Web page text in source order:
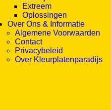
Extreem
Oplossingen
Over Ons & Informatie
Algemene Voorwaarden
Contact
Privacybeleid
Over Kleurplatenparadijs